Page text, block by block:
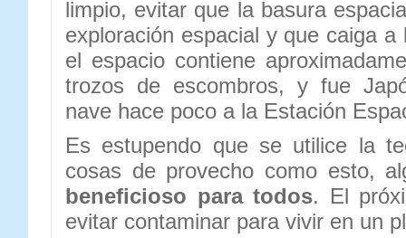
limpio, evitar que la basura
exploración espacial y que caiga
el espacio contiene
trozos de escombros, y fue
nave hace poco a la Estación
Es estupendo que se utilice la
cosas de provecho como esto,
beneficioso para todos. El
evitar contaminar para vivir en un